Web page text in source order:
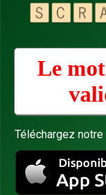
Le
Téléchargez